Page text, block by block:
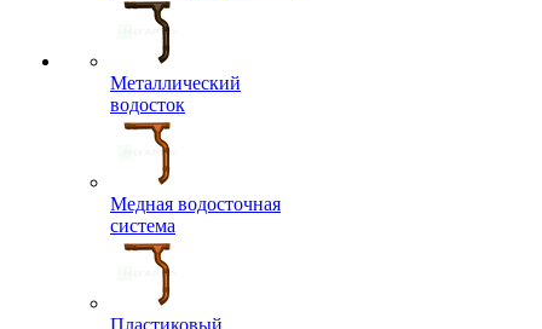
Металлический
водосток
Медная водосточная
система
Пластиковый